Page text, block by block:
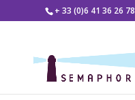
+ 33 (0)6 41 36 26 78